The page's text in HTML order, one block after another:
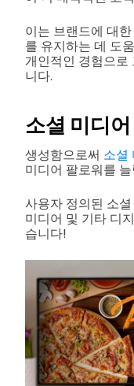
이는 브랜드에 대
를 유지하는 데 도
개인적인 경험으로
니다.
소셜 미디
생성함으로써 소셜
미디어 팔로워를
사용자 정의된 소
미디어 및 기타 디
습니다!